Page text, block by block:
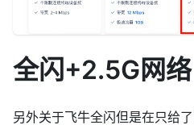
全闪+2.5G网络
另外关于飞牛全闪但是在只给